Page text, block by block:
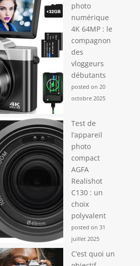
photo
numérique
4K 64MP : le
compagnon
des
vloggeurs
débutants
posted on 20
octobre 2025
Test de
l’appareil
photo
compact
AGFA
Realishot
C130 : un
choix
polyvalent
posted on 31
juillet 2025
C’est quoi un